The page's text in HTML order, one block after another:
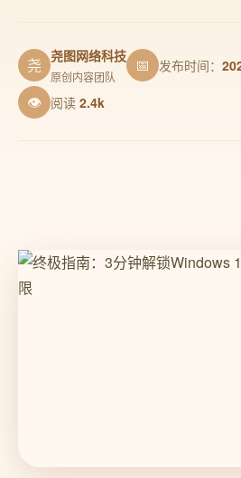
尧 尧图网络科技
原创内容团队
📅 发布时间：
👁 阅读 2.4k